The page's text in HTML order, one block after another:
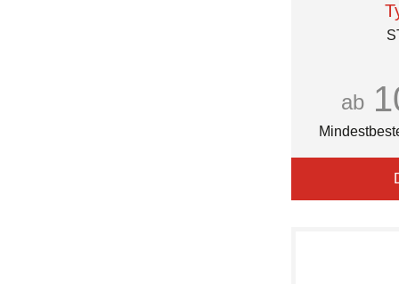
ab